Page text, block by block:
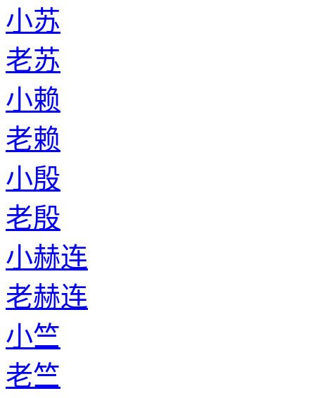
小苏
老苏
小赖
老赖
小殷
老殷
小赫连
老赫连
小竺
老竺